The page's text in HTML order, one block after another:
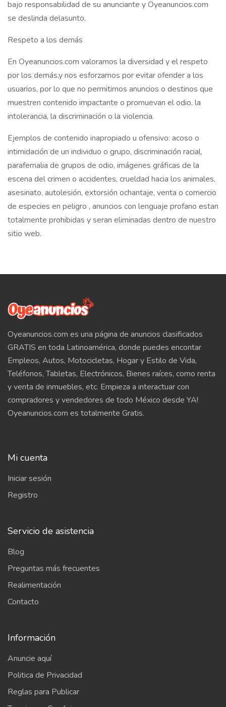
bajo responsabilidad de su anunciante y Oyeanuncios.com
se deslinda delasunto.
Respeto a los demás
En Oyeanuncios.com valoramos la diversidad y el respeto
por los demás,y nos esforzamos por evitar ofender a los
usuarios, por lo que no permitimos anuncios o destinos que
muestren contenido impactante o promuevan el odio, la
intolerancia, la discriminación o la violencia.
Ejemplos de contenido inapropiado u ofensivo: acoso o
intimidación de un individuo o grupo, discriminación racial,
parafernalia de grupos de odio, imágenes gráficas de la
escena del crimen o accidentes, crueldad hacia los animales,
asesinato, autolesión, extorsión ochantaje, venta o comercio
de especies en peligro , anuncios con lenguaje profano estan
totalmente prohibidas y seran eliminadas dentro de nuestro
sitio web.
Oyeanuncios.com es una página de anuncios clasificados
GRATIS en toda Latinoamérica, donde puedes encontar
Empleos, Autos, Motocicletas, Hogar y Estilo de Vida,
Teléfonos, Tabletas, Electrónicos, Bienes raíces, como renta
y venta de inmuebles, etc. Empieza a interactuar con
compradores y vendedores de todo México desde YA!
Oyeanuncios.com es totalmente Gratis.
Mi cuenta
Iniciar sesión
Registro
Servicio de asistencia
Blog
Preguntas más frecuentes
Realimentación
Contacto
Información
Anuncie aquí
Politica de Privacidad
Reglas para Publicar